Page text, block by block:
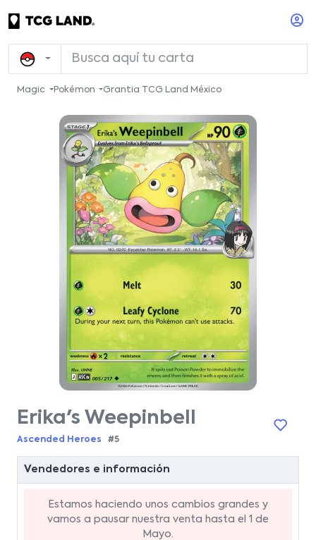
Magic Pokémon Grantia TCG Land México
Erika's Weepinbell
Ascended Heroes #5
Vendedores e información
Estamos haciendo unos cambios grandes y
vamos a pausar nuestra venta hasta el 1 de
Mayo.